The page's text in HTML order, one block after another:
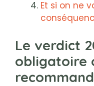
Et si on ne
Le verdict
obligatoire